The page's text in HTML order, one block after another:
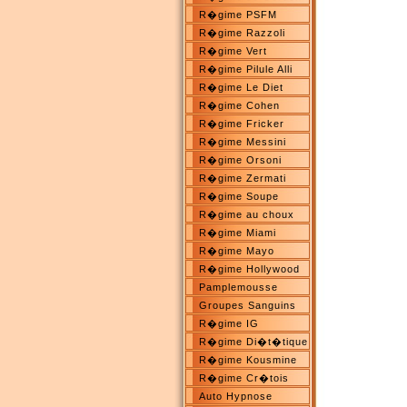
R�gime PSFM
R�gime Razzoli
R�gime Vert
R�gime Pilule Alli
R�gime Le Diet
R�gime Cohen
R�gime Fricker
R�gime Messini
R�gime Orsoni
R�gime Zermati
R�gime Soupe
R�gime au choux
R�gime Miami
R�gime Mayo
R�gime Hollywood
Pamplemousse
Groupes Sanguins
R�gime IG
R�gime Di�t�tique
R�gime Kousmine
R�gime Cr�tois
Auto Hypnose